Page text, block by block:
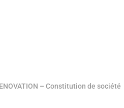
– Constitution de société